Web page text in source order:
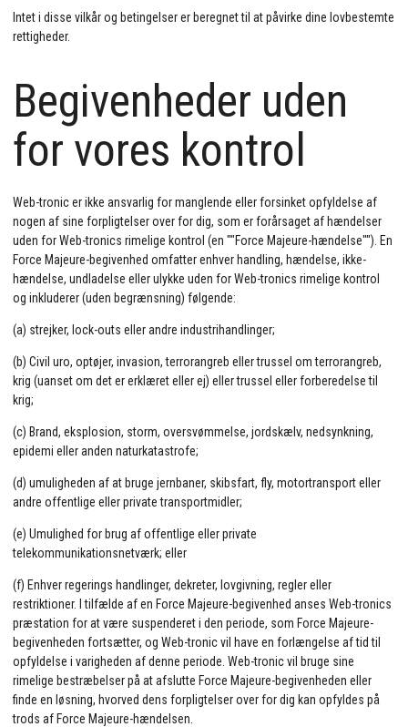
Intet i disse vilkår og betingelser er beregnet til at påvirke dine lovbestemte
rettigheder.
Begivenheder uden
for vores kontrol
Web-tronic er ikke ansvarlig for manglende eller forsinket opfyldelse af
nogen af sine forpligtelser over for dig, som er forårsaget af hændelser
uden for Web-tronics rimelige kontrol (en ""Force Majeure-hændelse""). En
Force Majeure-begivenhed omfatter enhver handling, hændelse, ikke-
hændelse, undladelse eller ulykke uden for Web-tronics rimelige kontrol
og inkluderer (uden begrænsning) følgende:
(a) strejker, lock-outs eller andre industrihandlinger;
(b) Civil uro, optøjer, invasion, terrorangreb eller trussel om terrorangreb,
krig (uanset om det er erklæret eller ej) eller trussel eller forberedelse til
krig;
(c) Brand, eksplosion, storm, oversvømmelse, jordskælv, nedsynkning,
epidemi eller anden naturkatastrofe;
(d) umuligheden af at bruge jernbaner, skibsfart, fly, motortransport eller
andre offentlige eller private transportmidler;
(e) Umulighed for brug af offentlige eller private
telekommunikationsnetværk; eller
(f) Enhver regerings handlinger, dekreter, lovgivning, regler eller
restriktioner. I tilfælde af en Force Majeure-begivenhed anses Web-tronics
præstation for at være suspenderet i den periode, som Force Majeure-
begivenheden fortsætter, og Web-tronic vil have en forlængelse af tid til
opfyldelse i varigheden af denne periode. Web-tronic vil bruge sine
rimelige bestræbelser på at afslutte Force Majeure-begivenheden eller
finde en løsning, hvorved dens forpligtelser over for dig kan opfyldes på
trods af Force Majeure-hændelsen.